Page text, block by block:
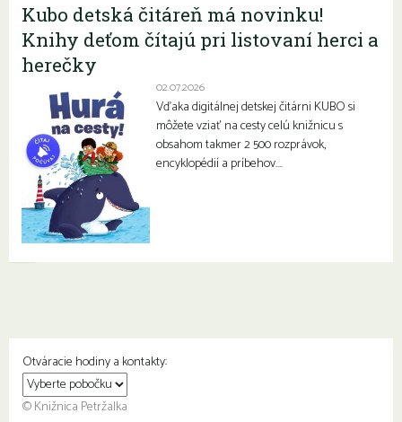
Kubo detská čitáreň má novinku!
Knihy deťom čítajú pri listovaní herci a
herečky
02.07.2026
Vďaka digitálnej detskej čitárni KUBO si
môžete vziať na cesty celú knižnicu s
obsahom takmer 2 500 rozprávok,
encyklopédií a príbehov….
Otváracie hodiny a kontakty:
© Knižnica Petržalka